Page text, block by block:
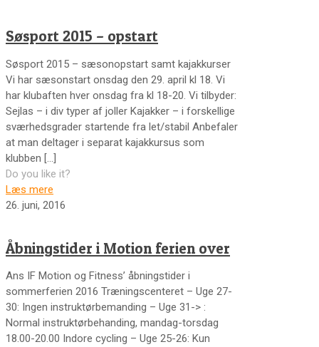
Søsport 2015 – opstart
Søsport 2015 – sæsonopstart samt kajakkurser
Vi har sæsonstart onsdag den 29. april kl 18. Vi
har klubaften hver onsdag fra kl 18-20. Vi tilbyder:
Sejlas – i div typer af joller Kajakker – i forskellige
sværhedsgrader startende fra let/stabil Anbefaler
at man deltager i separat kajakkursus som
klubben […]
Do you like it?
Læs mere
26. juni, 2016
Åbningstider i Motion ferien over
Ans IF Motion og Fitness’ åbningstider i
sommerferien 2016 Træningscenteret – Uge 27-
30: Ingen instruktørbemanding – Uge 31-> :
Normal instruktørbehanding, mandag-torsdag
18.00-20.00 Indore cycling – Uge 25-26: Kun